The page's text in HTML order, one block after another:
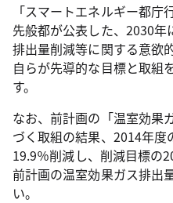
「スマートエネルギー都庁
先般都が公表した、2030
排出量削減等に関する意欲
自らが先導的な目標と取組
す。
なお、前計画の「温室効果
づく取組の結果、2014年
19.9％削減し、削減目標の
前計画の温室効果ガス排出
い。